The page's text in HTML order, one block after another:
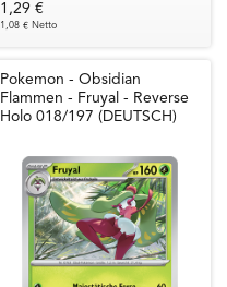
1,29 €
1,08 € Netto
Pokemon - Obsidian
Flammen - Fruyal - Reverse
Holo 018/197 (DEUTSCH)